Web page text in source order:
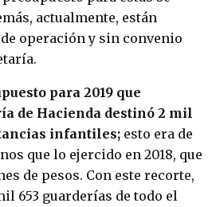
actualmente, están
operación y sin convenio
para 2019 que
de Hacienda destinó 2 mil
infantiles; esto era de
que lo ejercido en 2018, que
de pesos. Con este recorte,
653 guarderías de todo el